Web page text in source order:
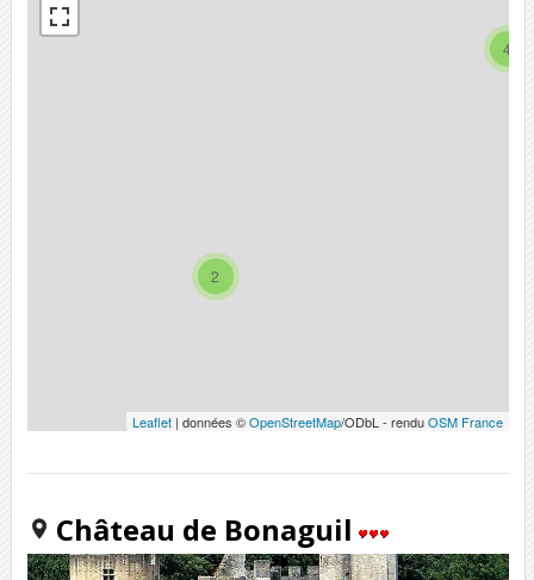
2
4
Leaflet | données ©OpenStreetMap/ODbL - renduOSM France
Château de Bonaguil